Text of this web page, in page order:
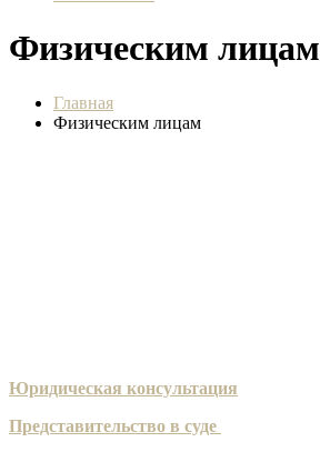
Физическим лицам
Главная
Физическим лицам
Юридическая консультация
Представительство в суде